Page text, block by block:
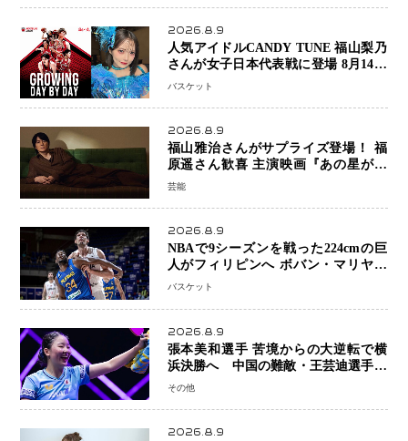
2026.8.9
人気アイドルCANDY TUNE 福山梨乃
さんが女子日本代表戦に登場 8月14日
「三井不動産カップ」でスペシャルゲ
バスケット
2026.8.9
福山雅治さんがサプライズ登場！ 福
原遥さん歓喜 主演映画『あの星が降
る丘で、君とまた出会いたい。』舞台
芸能
2026.8.9
NBAで9シーズンを戦った224cmの巨
人がフィリピンへ ボバン・マリヤノ
ビッチ ジョーンズカップで新たな挑
バスケット
2026.8.9
張本美和選手 苦境からの大逆転で横
浜決勝へ 中国の難敵・王芸迪選手を
撃破「ここからまた行くぞ」兄・智和
その他
2026.8.9